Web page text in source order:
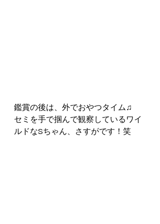
鑑賞の後は、外でおやつタイム♫
セミを手で掴んで観察しているワイ
ルドなSちゃん、さすがです！笑